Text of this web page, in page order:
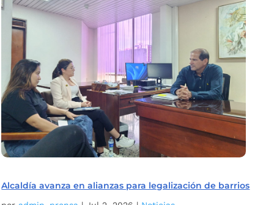
Alcaldía avanza en alianzas para legalización de barrios